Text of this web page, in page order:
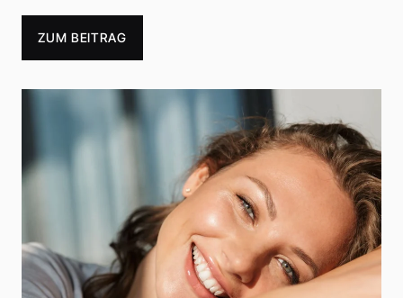
ZUM BEITRAG